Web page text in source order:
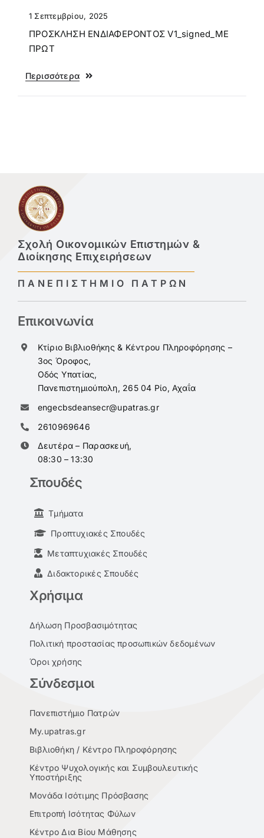
1 Σεπτεμβρίου, 2025
ΠΡΟΣΚΛΗΣΗ ΕΝΔΙΑΦΕΡΟΝΤΟΣ V1_signed_ΜΕ
ΠΡΩΤ
Περισσότερα
Σχολή Οικονομικών Επιστημών &
Διοίκησης Επιχειρήσεων
ΠΑΝΕΠΙΣΤΗΜΙΟ ΠΑΤΡΩΝ
Επικοινωνία
Κτίριο Βιβλιοθήκης & Κέντρου Πληροφόρησης –
3ος Όροφος,
Οδός Υπατίας,
Πανεπιστημιούπολη, 265 04 Ρίο, Αχαΐα
engecbsdeansecr@upatras.gr
2610969646
Δευτέρα – Παρασκευή,
08:30 – 13:30
Σπουδές
Τμήματα
Προπτυχιακές Σπουδές
Μεταπτυχιακές Σπουδές
Διδακτορικές Σπουδές
Χρήσιμα
Δήλωση Προσβασιμότητας
Πολιτική προστασίας προσωπικών δεδομένων
Όροι χρήσης
Σύνδεσμοι
Πανεπιστήμιο Πατρών
My.upatras.gr
Βιβλιοθήκη / Κέντρο Πληροφόρησης
Κέντρο Ψυχολογικής και Συμβουλευτικής
Υποστήριξης
Μονάδα Ισότιμης Πρόσβασης
Επιτροπή Ισότητας Φύλων
Κέντρο Δια Βίου Μάθησης